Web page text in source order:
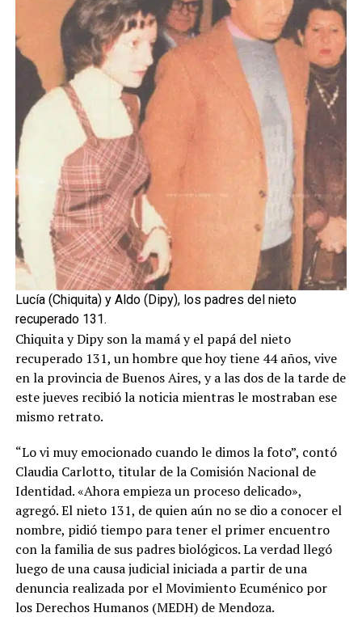
Lucía (Chiquita) y Aldo (Dipy), los padres del nieto
recuperado 131.
Chiquita y Dipy son la mamá y el papá del nieto
recuperado 131, un hombre que hoy tiene 44 años, vive
en la provincia de Buenos Aires, y a las dos de la tarde de
este jueves recibió la noticia mientras le mostraban ese
mismo retrato.
“Lo vi muy emocionado cuando le dimos la foto”, contó
Claudia Carlotto, titular de la Comisión Nacional de
Identidad. «Ahora empieza un proceso delicado»,
agregó. El nieto 131, de quien aún no se dio a conocer el
nombre, pidió tiempo para tener el primer encuentro
con la familia de sus padres biológicos. La verdad llegó
luego de una causa judicial iniciada a partir de una
denuncia realizada por el Movimiento Ecuménico por
los Derechos Humanos (MEDH) de Mendoza.